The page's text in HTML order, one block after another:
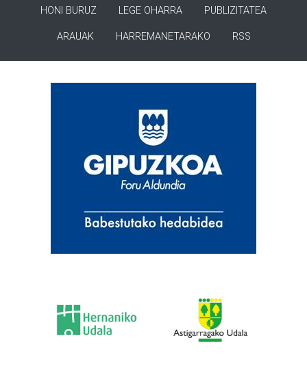
HONI BURUZ LEGE OHARRA PUBLIZITATEA
ARAUAK HARREMANETARAKO RSS